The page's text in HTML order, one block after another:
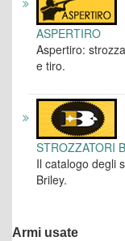
ASPERTIRO
Aspertiro:
e tiro.
STROZZATORI
Il catalogo degli
Briley.
Armi usate